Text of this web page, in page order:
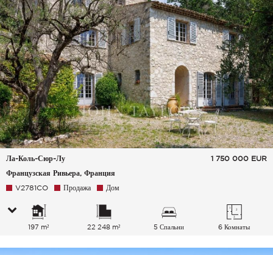
Ла-Коль-Сюр-Лу
Французская Ривьера, Франция
1 750 000 EUR
V2781CO Продажа Дом
197 m² 22 248 m² 5 Спальни 6 Комнаты